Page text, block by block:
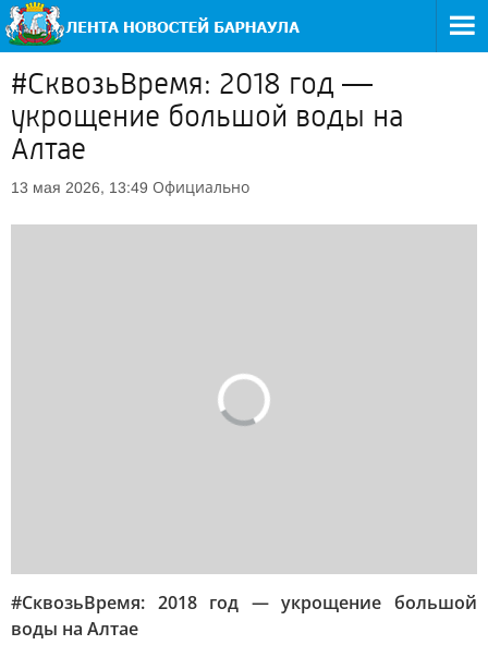
#СквозьВремя: 2018 год —
укрощение большой воды на
Алтае
13 мая 2026, 13:49 Официально
#СквозьВремя: 2018 год — укрощение большой
воды на Алтае